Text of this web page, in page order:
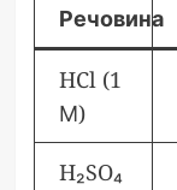
Речовина
HCl (1
М)
H₂SO₄